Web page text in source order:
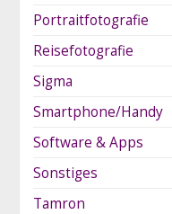
Portraitfotografie
Reisefotografie
Sigma
Smartphone/Handy
Software & Apps
Sonstiges
Tamron